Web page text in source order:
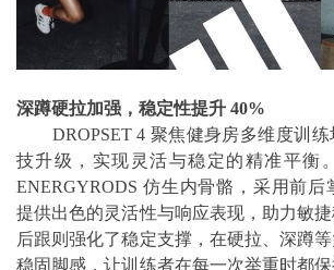
深蹲硬拉加强，稳定性提升 40%
DROPSET 4 聚焦健身房多维度训练
技升级，实现灵活与稳定的精准平衡
ENERGYRODS 仿生内骨骼，采用前
提供出色的灵活性与响应表现，助力敏捷
后跟则强化了稳定支撑，在硬拉、深蹲
稳固脚感，让训练者在每一次举重时都